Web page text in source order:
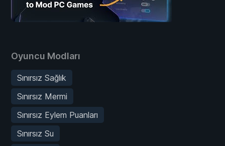
Oyuncu Modları
Sınırsız Sağlık
Sınırsız Mermi
Sınırsız Eylem Puanları
Sınırsız Su